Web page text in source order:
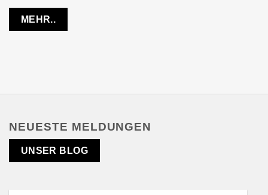
MEHR..
NEUESTE MELDUNGEN
UNSER BLOG